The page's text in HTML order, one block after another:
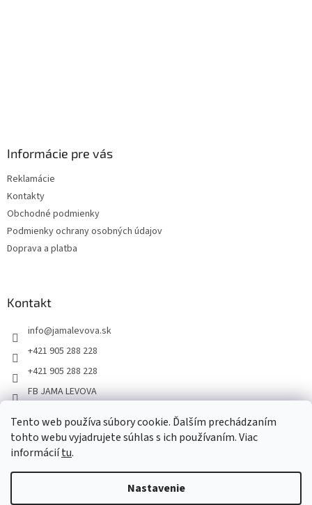
Tento web používa súbory cookie. Ďalším prechádzaním
tohto webu vyjadrujete súhlas s ich používaním. Viac
informáciítu.
Nastavenie
Informácie pre vás
Reklamácie
Kontakty
Obchodné podmienky
Podmienky ochrany osobných údajov
Doprava a platba
Kontakt
info@jamalevova.sk
+421 905 288 228
+421 905 288 228
FB JAMA LEVOVA
JamaLevova
+421905288228